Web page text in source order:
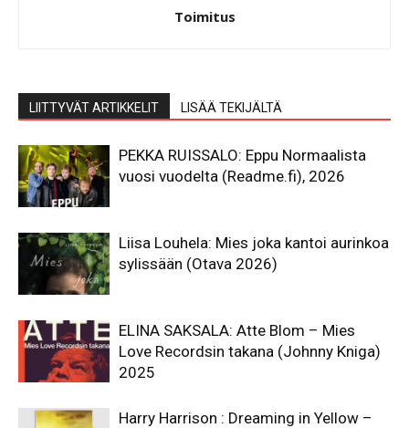
Toimitus
LIITTYVÄT ARTIKKELIT LISÄÄ TEKIJÄLTÄ
PEKKA RUISSALO: Eppu Normaalista
vuosi vuodelta (Readme.fi), 2026
Liisa Louhela: Mies joka kantoi aurinkoa
sylissään (Otava 2026)
ELINA SAKSALA: Atte Blom – Mies
Love Recordsin takana (Johnny Kniga)
2025
Harry Harrison : Dreaming in Yellow –